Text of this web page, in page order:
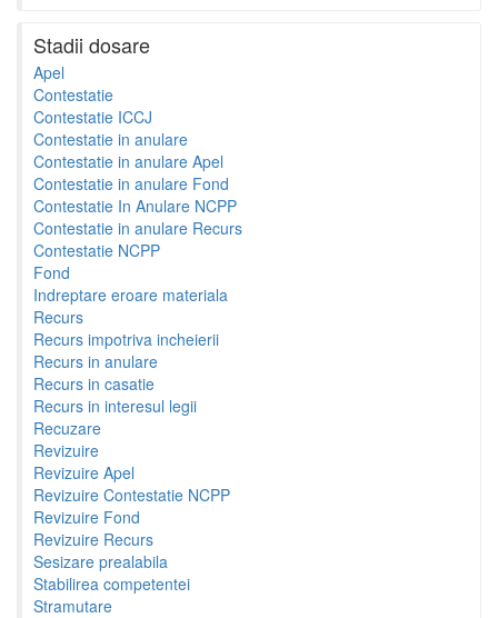
Stadii dosare
Apel
Contestatie
Contestatie ICCJ
Contestatie in anulare
Contestatie in anulare Apel
Contestatie in anulare Fond
Contestatie In Anulare NCPP
Contestatie in anulare Recurs
Contestatie NCPP
Fond
Indreptare eroare materiala
Recurs
Recurs impotriva incheierii
Recurs in anulare
Recurs in casatie
Recurs in interesul legii
Recuzare
Revizuire
Revizuire Apel
Revizuire Contestatie NCPP
Revizuire Fond
Revizuire Recurs
Sesizare prealabila
Stabilirea competentei
Stramutare